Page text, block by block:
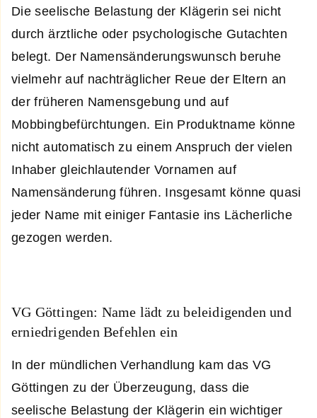
Die seelische Belastung der Klägerin sei nicht
durch ärztliche oder psychologische Gutachten
belegt. Der Namensänderungswunsch beruhe
vielmehr auf nachträglicher Reue der Eltern an
der früheren Namensgebung und auf
Mobbingbefürchtungen. Ein Produktname könne
nicht automatisch zu einem Anspruch der vielen
Inhaber gleichlautender Vornamen auf
Namensänderung führen. Insgesamt könne quasi
jeder Name mit einiger Fantasie ins Lächerliche
gezogen werden.
VG Göttingen: Name lädt zu beleidigenden und
erniedrigenden Befehlen ein
In der mündlichen Verhandlung kam das VG
Göttingen zu der Überzeugung, dass die
seelische Belastung der Klägerin ein wichtiger